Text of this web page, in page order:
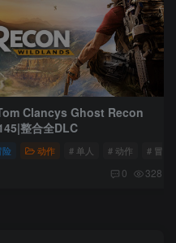
Clancys Ghost Recon
整合全DLC
险 动作 # 单人 # 动作 # 冒险
0 328